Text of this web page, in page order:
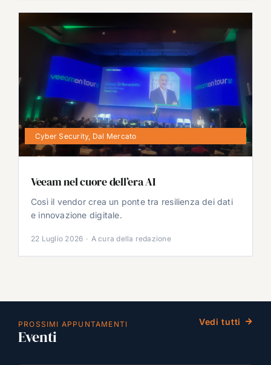
Cyber Security, Dal Mercato
Veeam nel cuore dell’era AI
Così il vendor crea un ponte tra resilienza dei dati
e innovazione digitale.
22 Luglio 2026 · A cura della redazione
PROSSIMI APPUNTAMENTI
Eventi
Vedi tutti